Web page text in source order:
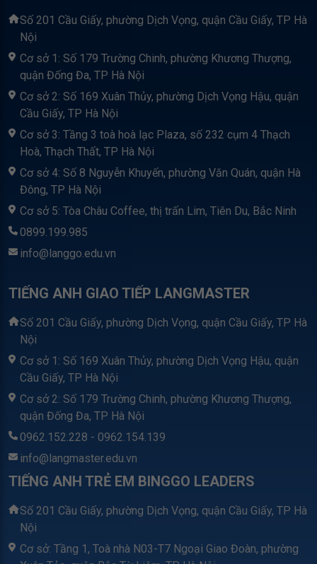
Số 201 Cầu Giấy, phường Dịch Vọng, quận Cầu Giấy, TP Hà
Nội
Cơ sở 1: Số 179 Trường Chinh, phường Khương Thượng,
quận Đống Đa, TP Hà Nội
Cơ sở 2: Số 169 Xuân Thủy, phường Dịch Vọng Hậu, quận
Cầu Giấy, TP Hà Nội
Cơ sở 3: Tầng 3 toà hoà lạc Plaza, số 232 cụm 4 Thạch
Hoà, Thạch Thất, TP Hà Nội
Cơ sở 4: Số 8 Nguyễn Khuyến, phường Văn Quán, quận Hà
Đông, TP Hà Nội
Cơ sở 5: Tòa Châu Coffee, thị trấn Lim, Tiên Du, Bắc Ninh
0899.199.985
info@langgo.edu.vn
TIẾNG ANH GIAO TIẾP LANGMASTER
Số 201 Cầu Giấy, phường Dịch Vọng, quận Cầu Giấy, TP Hà
Nội
Cơ sở 1: Số 169 Xuân Thủy, phường Dịch Vọng Hậu, quận
Cầu Giấy, TP Hà Nội
Cơ sở 2: Số 179 Trường Chinh, phường Khương Thượng,
quận Đống Đa, TP Hà Nội
0962.152.228 - 0962.154.139
info@langmaster.edu.vn
TIẾNG ANH TRẺ EM BINGGO LEADERS
Số 201 Cầu Giấy, phường Dịch Vọng, quận Cầu Giấy, TP Hà
Nội
Cơ sở: Tầng 1, Toà nhà N03-T7 Ngoại Giao Đoàn, phường